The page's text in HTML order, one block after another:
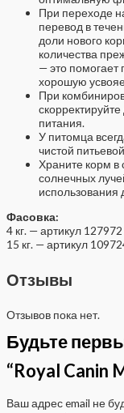
При переходе
перевод в
доли нового
количества
— это
хорошую
При
питания.
У питомца
чистой
Храните корм в
солнечных
использования
Фасовка:
4 кг. — артикул 127972
15 кг. — артикул
Отзывы
Отзывов пока нет.
Будьте
“Royal Canin
Ваш адрес email не